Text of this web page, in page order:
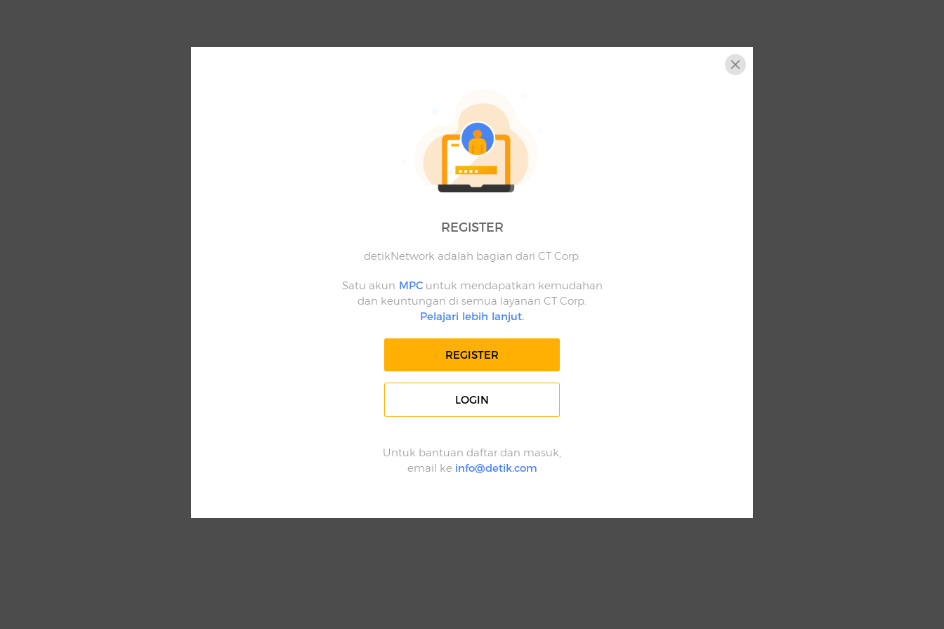
REGISTER
detikNetwork adalah bagian dari CT Corp.
Satu akun MPCuntuk mendapatkan kemudahan
dan keuntungan di semua layanan CT Corp.
Pelajari lebih lanjut.
REGISTER
LOGIN
Untuk bantuan daftar dan masuk,
email ke info@detik.com